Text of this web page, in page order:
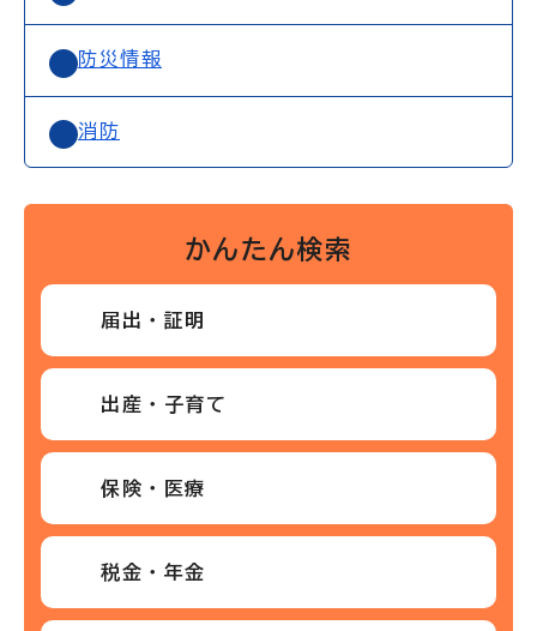
防災情報
消防
かんたん検索
届出・証明
出産・子育て
保険・医療
税金・年金